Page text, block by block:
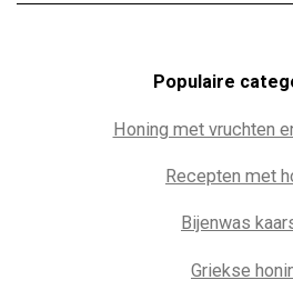
Populaire c
Honing met vruchten
Recepten met
Bijenwas
Griekse